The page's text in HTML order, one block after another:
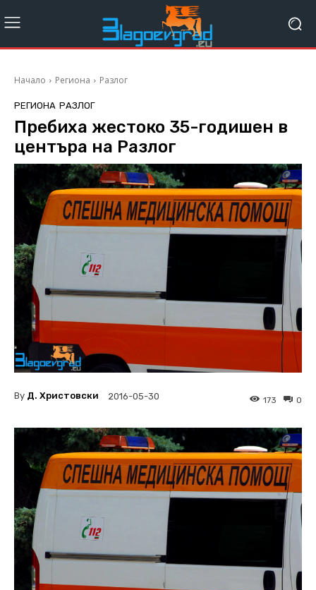
Начало Региона Разлог
РЕГИОНА РАЗЛОГ
Пребиха жестоко 35-годишен в
центъра на Разлог
By Д. Христовски 2016-05-30 0
173